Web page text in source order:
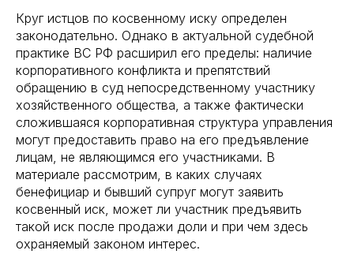
Круг истцов по косвенному иску определен
законодательно. Однако в актуальной судебной
практике ВС РФ расширил его пределы: наличие
корпоративного конфликта и препятствий
обращению в суд непосредственному участнику
хозяйственного общества, а также фактически
сложившаяся корпоративная структура управления
могут предоставить право на его предъявление
лицам, не являющимся его участниками. В
материале рассмотрим, в каких случаях
бенефициар и бывший супруг могут заявить
косвенный иск, может ли участник предъявить
такой иск после продажи доли и при чем здесь
охраняемый законом интерес.